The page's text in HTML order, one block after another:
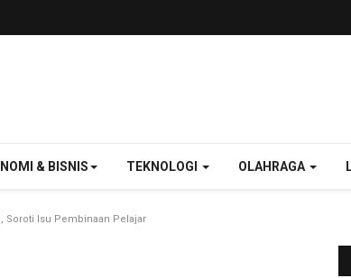
& BISNIS TEKNOLOGI OLAHRAGA
Soroti Isu Pembinaan Pelajar